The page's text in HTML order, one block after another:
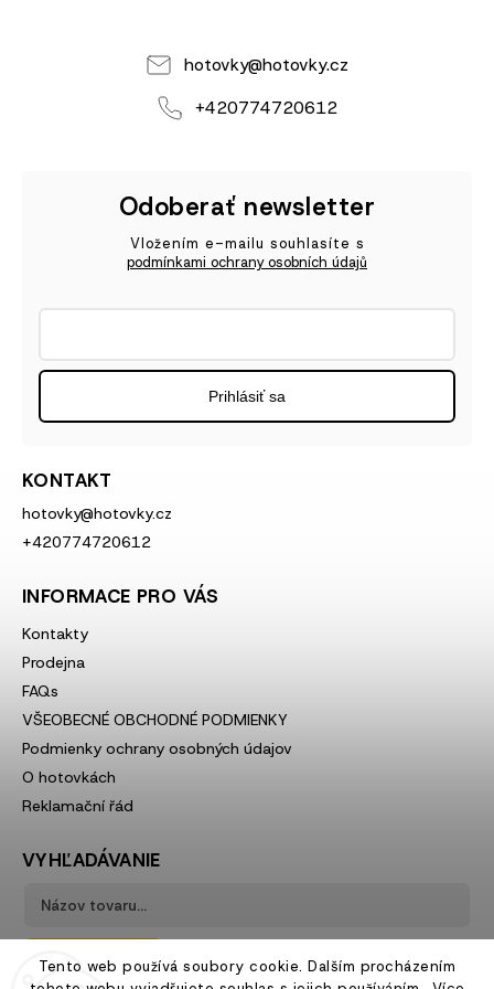
Tento web používá soubory cookie. Dalším procházením
hotovky@hotovky.cz
+420774720612
KONTAKT
hotovky@hotovky.cz
+420774720612
INFORMACE PRO VÁS
Kontakty
Prodejna
FAQs
VŠEOBECNÉ OBCHODNÉ PODMIENKY
Podmienky ochrany osobných údajov
O hotovkách
Reklamační řád
VYHĽADÁVANIE
Hľadať
Odoberať newsletter
Vložením e-mailu souhlasíte s
podmínkami ochrany osobních údajů
Prihlásiť sa